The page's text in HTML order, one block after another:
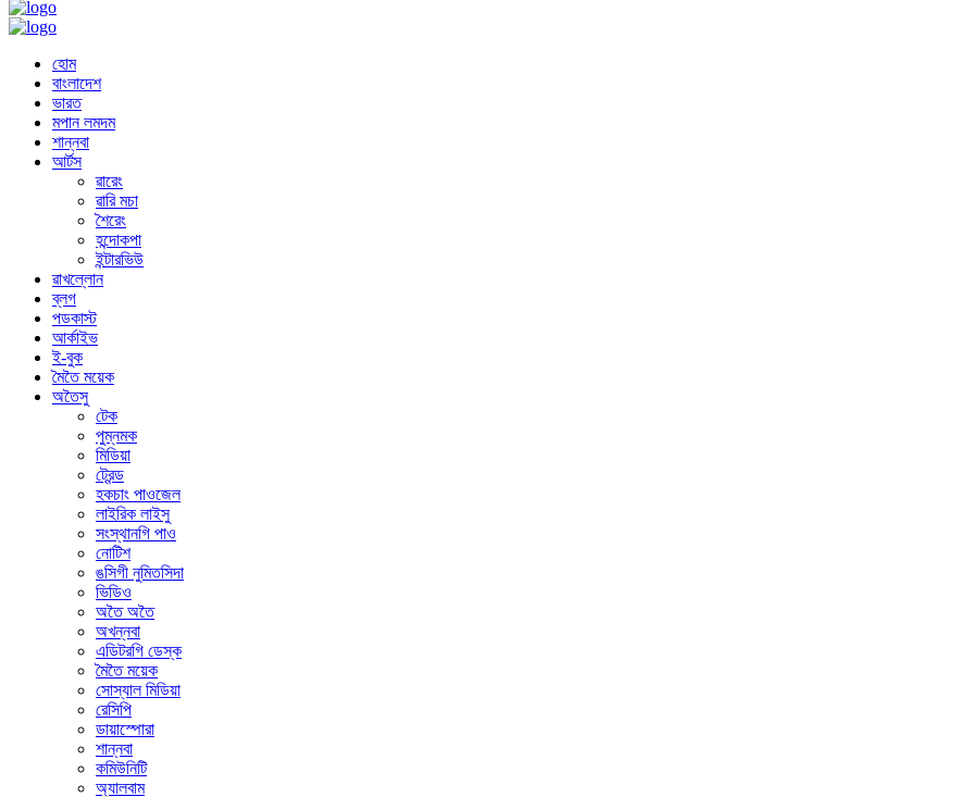
হোম
বাংলাদেশ
ভারত
মপান লমদম
শান্নবা
আর্টস
ৱারেং
ৱারি মচা
শৈরেং
হন্দোকপা
ইন্টারভিউ
ৱাখল্লোন
ব্লগ
পডকাস্ট
আর্কাইভ
ই-বুক
মৈতৈ ময়েক
অতৈসু
টেক
পুম্নমক
মিডিয়া
ট্রেন্ড
হকচাং পাওজেল
লাইরিক লাইসু
সংস্থানগি পাও
নোটিশ
ঙসিগী নুমিতসিদা
ভিডিও
অতৈ অতৈ
অখন্নবা
এডিটরগি ডেস্ক
মৈতৈ ময়েক
সোস্যাল মিডিয়া
রেসিপি
ডায়াস্পোরা
শান্নবা
কমিউনিটি
অ্যালবাম